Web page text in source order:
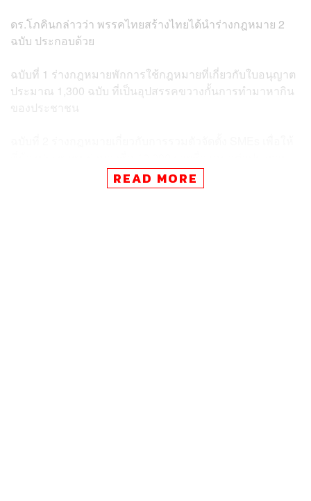
ดร.โภคินกล่าวว่า พรรคไทยสร้างไทยได้นำร่างกฎหมาย 2
ฉบับ ประกอบด้วย
ฉบับที่ 1 ร่างกฎหมายพักการใช้กฎหมายที่เกี่ยวกับใบอนุญาต
ประมาณ 1,300 ฉบับ ที่เป็นอุปสรรคขวางกั้นการทำมาหากิน
ของประชาชน
READ MORE